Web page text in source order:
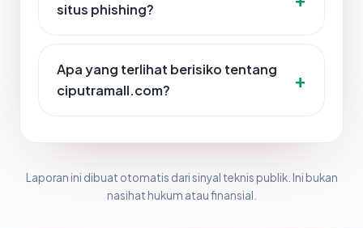
situs phishing?
Apa yang terlihat berisiko tentang
ciputramall.com?
Laporan ini dibuat otomatis dari sinyal teknis publik. Ini bukan
nasihat hukum atau finansial.